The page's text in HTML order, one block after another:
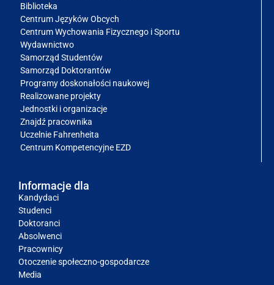
Biblioteka
Centrum Języków Obcych
Centrum Wychowania Fizycznego i Sportu
Wydawnictwo
Samorząd Studentów
Samorząd Doktorantów
Programy doskonałości naukowej
Realizowane projekty
Jednostki i organizacje
Znajdź pracownika
Uczelnie Fahrenheita
Centrum Kompetencyjne EZD
Informacje dla
Kandydaci
Studenci
Doktoranci
Absolwenci
Pracownicy
Otoczenie społeczno-gospodarcze
Media